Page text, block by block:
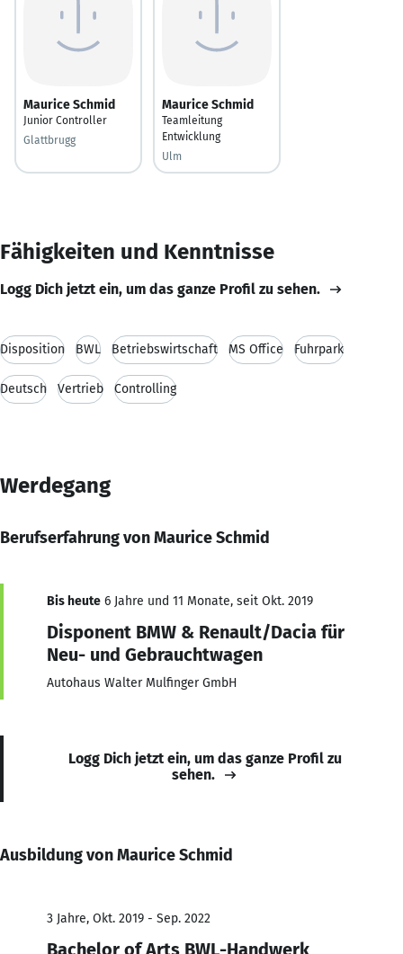
Maurice Schmid
Junior Controller
Glattbrugg
Maurice Schmid
Teamleitung
Entwicklung
Ulm
Fähigkeiten und Kenntnisse
Logg Dich jetzt ein, um das ganze Profil zu sehen.
Disposition BWL Betriebswirtschaft MS Office Fuhrpark
Deutsch Vertrieb Controlling
Werdegang
Berufserfahrung von Maurice Schmid
Bis heute 6 Jahre und 11 Monate, seit Okt. 2019
Disponent BMW & Renault/Dacia für
Neu- und Gebrauchtwagen
Autohaus Walter Mulfinger GmbH
Logg Dich jetzt ein, um das ganze Profil zu
sehen.
Ausbildung von Maurice Schmid
3 Jahre, Okt. 2019 - Sep. 2022
Bachelor of Arts BWL-Handwerk